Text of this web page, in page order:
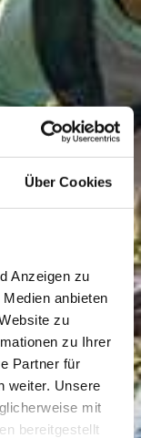
Über Cookies
Anzeigen zu
anbieten
zu
zu Ihrer
Partner für
weiter. Unsere
mit
bereitgestellt